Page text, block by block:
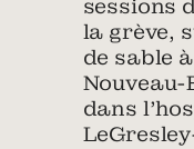
sessions
la grève,
de sable
dans